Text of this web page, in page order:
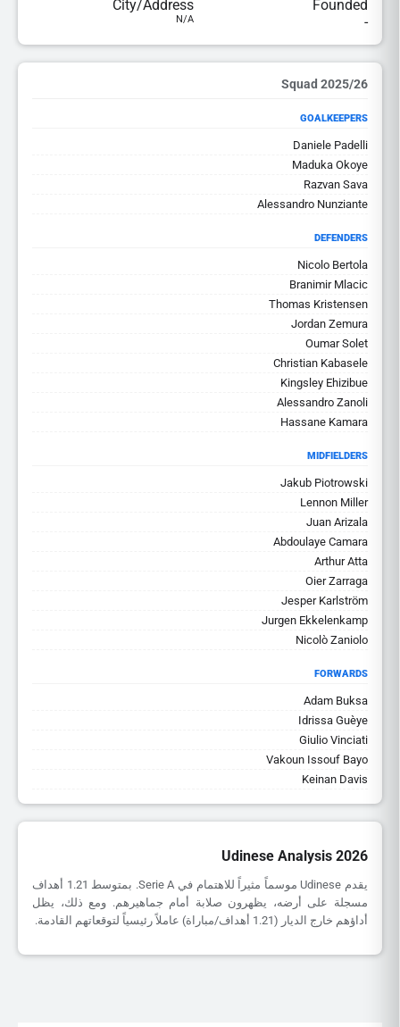
Founded
-
City/Address
N/A
2025/26 Squad
GOALKEEPERS
Daniele Padelli
Maduka Okoye
Razvan Sava
Alessandro Nunziante
DEFENDERS
Nicolo Bertola
Branimir Mlacic
Thomas Kristensen
Jordan Zemura
Oumar Solet
Christian Kabasele
Kingsley Ehizibue
Alessandro Zanoli
Hassane Kamara
MIDFIELDERS
Jakub Piotrowski
Lennon Miller
Juan Arizala
Abdoulaye Camara
Arthur Atta
Oier Zarraga
Jesper Karlström
Jurgen Ekkelenkamp
Nicolò Zaniolo
FORWARDS
Adam Buksa
Idrissa Guèye
Giulio Vinciati
Vakoun Issouf Bayo
Keinan Davis
Udinese Analysis 2026
يقدم Udinese موسماً مثيراً للاهتمام في Serie A. بمتوسط 1.21 أهداف
مسجلة على أرضه، يظهرون صلابة أمام جماهيرهم. ومع ذلك، يظل
أداؤهم خارج الديار (1.21 أهداف/مباراة) عاملاً رئيسياً لتوقعاتهم القادمة.